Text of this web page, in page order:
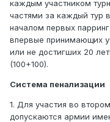
каждым участником
частями за каждый тур
началом первых
впервые принимающих
или не достигших 20
(100+100).
Система пенализации
1. Для участия во
допускаются армии